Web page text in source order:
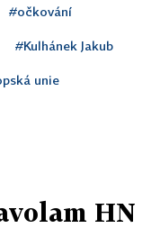
#očkování
#Kulhánek Jakub
unie
HN